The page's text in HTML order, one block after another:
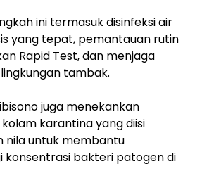
ini termasuk disinfeksi air
yang tepat, pemantauan rutin
Rapid Test, dan menjaga
tambak.
juga menekankan
karantina yang diisi
nila untuk membantu
konsentrasi bakteri patogen di